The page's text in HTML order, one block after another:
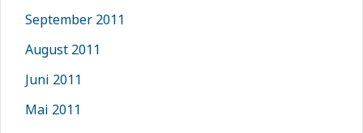
September 2011
August 2011
Juni 2011
Mai 2011